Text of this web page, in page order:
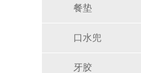
餐垫
口水兜
牙胶